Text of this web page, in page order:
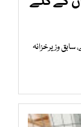
وزیرخزانہ